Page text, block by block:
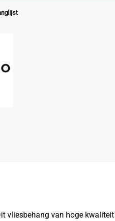
vliesbehang van hoge kwaliteit